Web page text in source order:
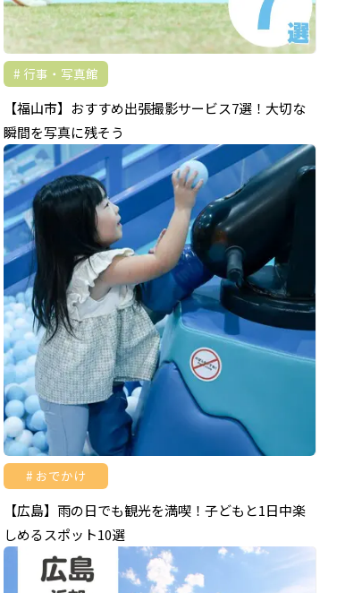
行事・写真館
【福山市】おすすめ出張撮影サービス7選！大切な
瞬間を写真に残そう
おでかけ
【広島】雨の日でも観光を満喫！子どもと1日中楽
しめるスポット10選